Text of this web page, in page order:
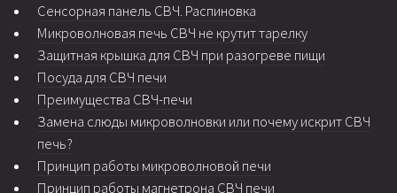
Сенсорная панель СВЧ. Распиновка
Микроволновая печь СВЧ не крутит тарелку
Защитная крышка для СВЧ при разогреве пищи
Посуда для СВЧ печи
Преимущества СВЧ-печи
Замена слюды микроволновки или почему искрит СВЧ
печь?
Принцип работы микроволновой печи
Принцип работы магнетрона СВЧ печи